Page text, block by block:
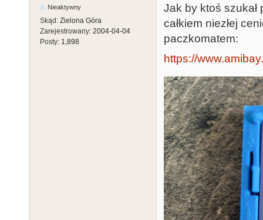
Nieaktywny
Skąd: Zielona Góra
Zarejestrowany: 2004-04-04
Posty: 1,898
Jak by ktoś szukał
całkiem niezłej
paczkomatem:
https://